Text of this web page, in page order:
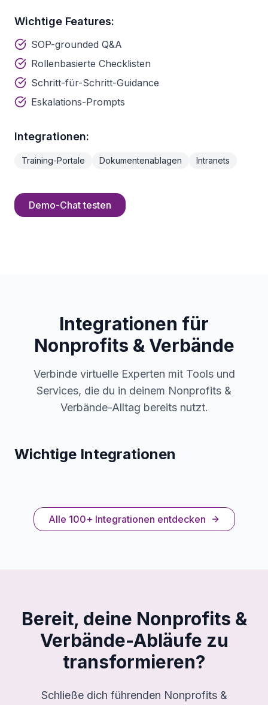
Wichtige Features:
SOP-grounded Q&A
Rollenbasierte Checklisten
Schritt-für-Schritt-Guidance
Eskalations-Prompts
Integrationen:
Training-Portale Dokumentenablagen Intranets
Demo-Chat testen
Integrationen für
Nonprofits & Verbände
Verbinde virtuelle Experten mit Tools und
Services, die du in deinem Nonprofits &
Verbände-Alltag bereits nutzt.
Wichtige Integrationen
Alle 100+ Integrationen entdecken
Bereit, deine Nonprofits &
Verbände-Abläufe zu
transformieren?
Schließe dich führenden Nonprofits &